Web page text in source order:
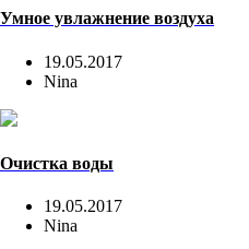
Умное увлажнение воздуха
19.05.2017
Nina
Очистка воды
19.05.2017
Nina